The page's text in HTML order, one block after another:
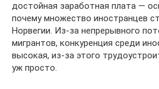
достойная заработная плата —
почему множество иностранцев
Норвегии. Из-за непрерывного
мигрантов, конкуренция среди
высокая, из-за этого
уж просто.